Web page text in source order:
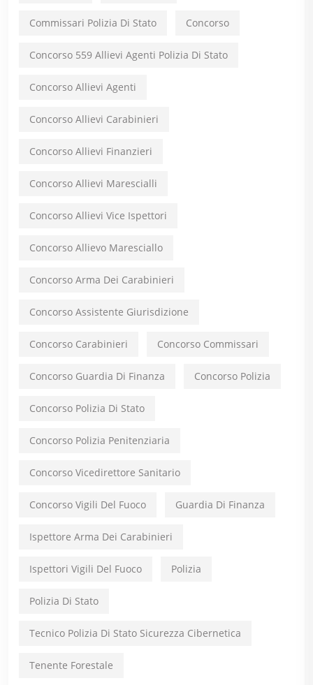
Commissari Polizia Di Stato Concorso
Concorso 559 Allievi Agenti Polizia Di Stato
Concorso Allievi Agenti
Concorso Allievi Carabinieri
Concorso Allievi Finanzieri
Concorso Allievi Marescialli
Concorso Allievi Vice Ispettori
Concorso Allievo Maresciallo
Concorso Arma Dei Carabinieri
Concorso Assistente Giurisdizione
Concorso Carabinieri Concorso Commissari
Concorso Guardia Di Finanza Concorso Polizia
Concorso Polizia Di Stato
Concorso Polizia Penitenziaria
Concorso Vicedirettore Sanitario
Concorso Vigili Del Fuoco Guardia Di Finanza
Ispettore Arma Dei Carabinieri
Ispettori Vigili Del Fuoco Polizia
Polizia Di Stato
Tecnico Polizia Di Stato Sicurezza Cibernetica
Tenente Forestale